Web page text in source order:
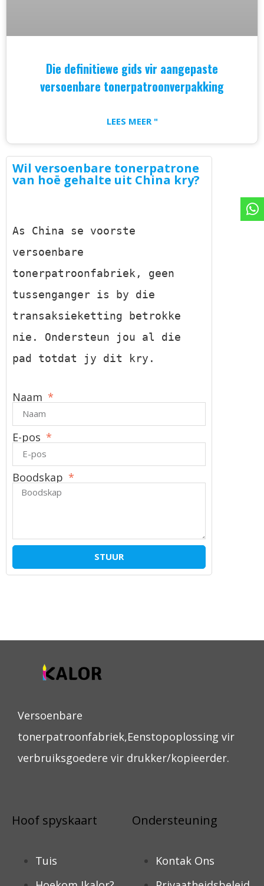
Die definitiewe gids vir aangepaste
versoenbare tonerpatroonverpakking
LEES MEER "
Wil versoenbare tonerpatrone
van hoë gehalte uit China kry?
As China se voorste
versoenbare
tonerpatroonfabriek, geen
tussenganger is by die
transaksieketting betrokke
nie. Ondersteun jou al die
pad totdat jy dit kry.
Naam
E-pos
Boodskap
STUUR
Versoenbare
tonerpatroonfabriek,Eenstopoplossing vir
verbruiksgoedere vir drukker/kopieerder.
Hoof spyskaart
Tuis
Ondersteuning
Kontak Ons